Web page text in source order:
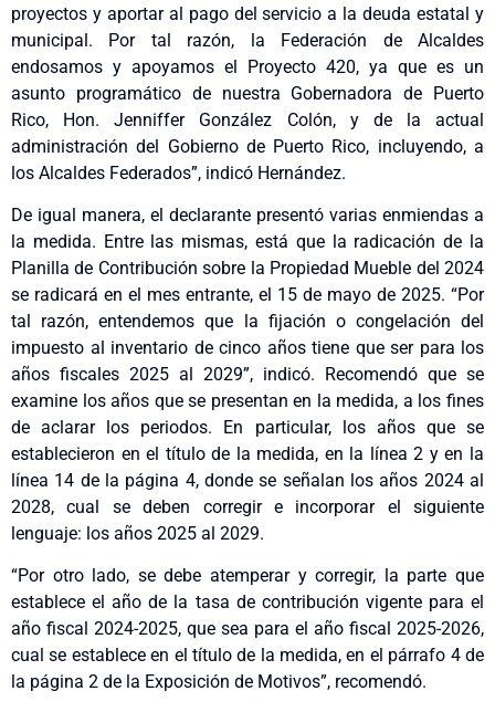
proyectos y aportar al pago del servicio a la deuda estatal y
municipal. Por tal razón, la Federación de Alcaldes
endosamos y apoyamos el Proyecto 420, ya que es un
asunto programático de nuestra Gobernadora de Puerto
Rico, Hon. Jenniffer González Colón, y de la actual
administración del Gobierno de Puerto Rico, incluyendo, a
los Alcaldes Federados”, indicó Hernández.
De igual manera, el declarante presentó varias enmiendas a
la medida. Entre las mismas, está que la radicación de la
Planilla de Contribución sobre la Propiedad Mueble del 2024
se radicará en el mes entrante, el 15 de mayo de 2025. “Por
tal razón, entendemos que la fijación o congelación del
impuesto al inventario de cinco años tiene que ser para los
años fiscales 2025 al 2029”, indicó. Recomendó que se
examine los años que se presentan en la medida, a los fines
de aclarar los periodos. En particular, los años que se
establecieron en el título de la medida, en la línea 2 y en la
línea 14 de la página 4, donde se señalan los años 2024 al
2028, cual se deben corregir e incorporar el siguiente
lenguaje: los años 2025 al 2029.
“Por otro lado, se debe atemperar y corregir, la parte que
establece el año de la tasa de contribución vigente para el
año fiscal 2024-2025, que sea para el año fiscal 2025-2026,
cual se establece en el título de la medida, en el párrafo 4 de
la página 2 de la Exposición de Motivos”, recomendó.